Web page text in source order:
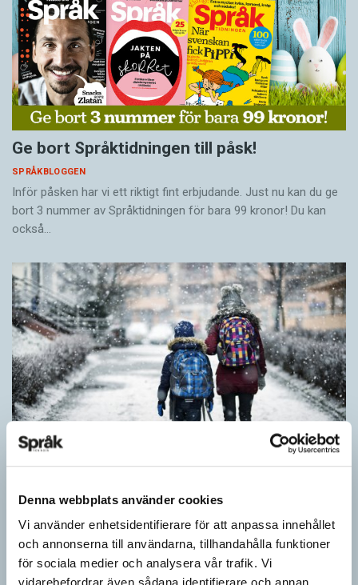
Denna webbplats använder cookies
Vi använder enhetsidentifierare för att anpassa innehållet
och annonserna till användarna, tillhandahålla funktioner
för sociala medier och analysera vår trafik. Vi
Ge bort Språktidningen till påsk!
SPRÅKBLOGGEN
Inför påsken har vi ett riktigt fint erbjudande. Just nu kan du ge
bort 3 nummer av Språktidningen för bara 99 kronor! Du kan
också…
Särskolan byter namn
SPRÅKBLOGGEN
Grundsärskola byter namn till anpassad grundskola och
gymnasiesärskolan till anpassad gymnasieskola. En som har